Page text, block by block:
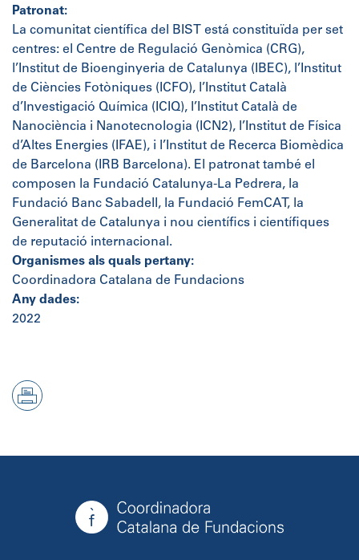
Patronat:
La comunitat científica del BIST está constituïda per set
centres: el Centre de Regulació Genòmica (CRG),
l’Institut de Bioenginyeria de Catalunya (IBEC), l’Institut
de Ciències Fotòniques (ICFO), l’Institut Català
d’Investigació Química (ICIQ), l’Institut Català de
Nanociència i Nanotecnologia (ICN2), l’Institut de Física
d’Altes Energies (IFAE), i l’Institut de Recerca Biomèdica
de Barcelona (IRB Barcelona). El patronat també el
composen la Fundació Catalunya-La Pedrera, la
Fundació Banc Sabadell, la Fundació FemCAT, la
Generalitat de Catalunya i nou científics i científiques
de reputació internacional.
Organismes als quals pertany:
Coordinadora Catalana de Fundacions
Any dades:
2022